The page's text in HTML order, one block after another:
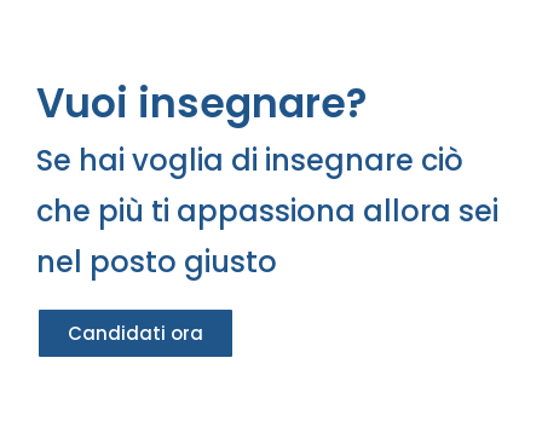
Vuoi insegnare?
Se hai voglia di insegnare ciò
che più ti appassiona allora sei
nel posto giusto
Candidati ora